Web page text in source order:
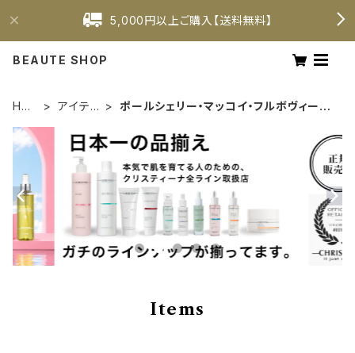
5,000円以上ご購入【送料無料】
BEAUTE SHOP
HO
アイテム
ポールシェリー・マッコイ・フルボヴィー
Items